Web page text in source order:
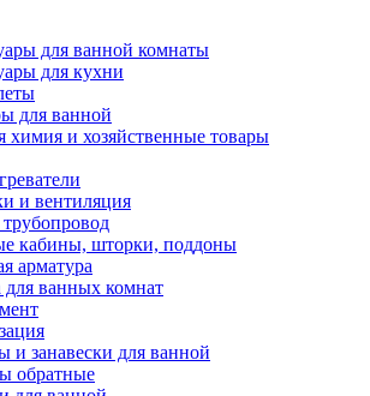
для ванной комнаты
для кухни
для ванной
химия и хозяйственные товары
и вентиляция
кабины, шторки, поддоны
арматура
для ванных комнат
и занавески для ванной
обратные